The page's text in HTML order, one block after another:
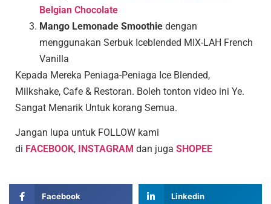
Belgian Chocolate
Mango Lemonade Smoothie dengan
menggunakan Serbuk Iceblended MIX-LAH French
Vanilla
Kepada Mereka Peniaga-Peniaga Ice Blended,
Milkshake, Cafe & Restoran. Boleh tonton video ini Ye.
Sangat Menarik Untuk korang Semua.
Jangan lupa untuk FOLLOW kami
di FACEBOOK, INSTAGRAM dan juga SHOPEE
Facebook Linkedin